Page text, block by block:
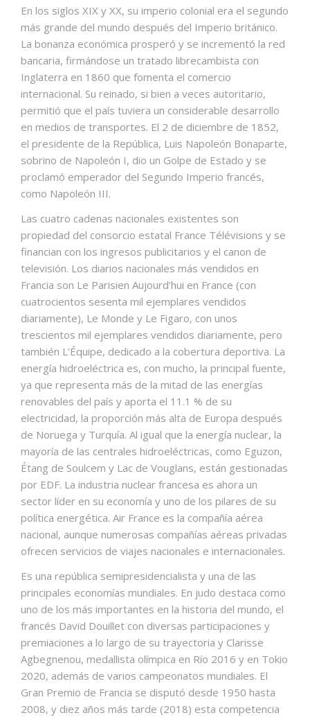
En los siglos XIX y XX, su imperio colonial era el segundo
más grande del mundo después del Imperio británico.
La bonanza económica prosperó y se incrementó la red
bancaria, firmándose un tratado librecambista con
Inglaterra en 1860 que fomenta el comercio
internacional. Su reinado, si bien a veces autoritario,
permitió que el país tuviera un considerable desarrollo
en medios de transportes. El 2 de diciembre de 1852,
el presidente de la República, Luis Napoleón Bonaparte,
sobrino de Napoleón I, dio un Golpe de Estado y se
proclamó emperador del Segundo Imperio francés,
como Napoleón III.​
Las cuatro cadenas nacionales existentes son
propiedad del consorcio estatal France Télévisions y se
financian con los ingresos publicitarios y el canon de
televisión. Los diarios nacionales más vendidos en
Francia son Le Parisien Aujourd’hui en France (con
cuatrocientos sesenta mil ejemplares vendidos
diariamente), Le Monde y Le Figaro, con unos
trescientos mil ejemplares vendidos diariamente, pero
también L’Équipe, dedicado a la cobertura deportiva. La
energía hidroeléctrica es, con mucho, la principal fuente,
ya que representa más de la mitad de las energías
renovables del país y aporta el 11.1 % de su
electricidad, la proporción más alta de Europa después
de Noruega y Turquía.​ Al igual que la energía nuclear, la
mayoría de las centrales hidroeléctricas, como Eguzon,
Étang de Soulcem y Lac de Vouglans, están gestionadas
por EDF. La industria nuclear francesa es ahora un
sector líder en su economía y uno de los pilares de su
política energética. Air France es la compañía aérea
nacional, aunque numerosas compañías aéreas privadas
ofrecen servicios de viajes nacionales e internacionales.
Es una república semipresidencialista y una de las
principales economías mundiales. En judo destaca como
uno de los más importantes en la historia del mundo, el
francés David Douillet con diversas participaciones y
premiaciones a lo largo de su trayectoria y Clarisse
Agbegnenou, medallista olímpica en Río 2016 y en Tokio
2020, además de varios campeonatos mundiales. El
Gran Premio de Francia se disputó desde 1950 hasta
2008, y diez años más tarde (2018) esta competencia